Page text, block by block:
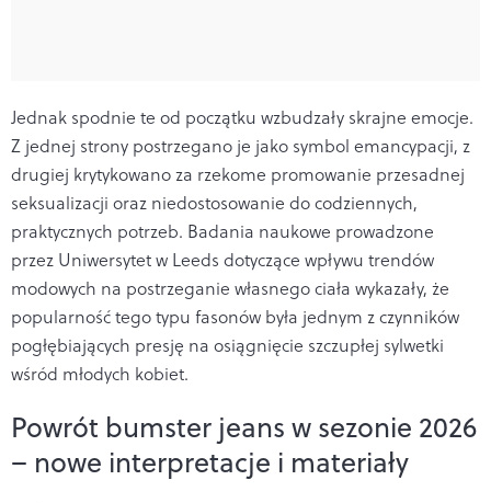
Jednak spodnie te od początku wzbudzały skrajne emocje.
Z jednej strony postrzegano je jako symbol emancypacji, z
drugiej krytykowano za rzekome promowanie przesadnej
seksualizacji oraz niedostosowanie do codziennych,
praktycznych potrzeb. Badania naukowe prowadzone
przez Uniwersytet w Leeds dotyczące wpływu trendów
modowych na postrzeganie własnego ciała wykazały, że
popularność tego typu fasonów była jednym z czynników
pogłębiających presję na osiągnięcie szczupłej sylwetki
wśród młodych kobiet.
Powrót bumster jeans w sezonie 2026
– nowe interpretacje i materiały